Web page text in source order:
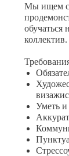
Мы ищем
обучаться
коллектив.
Уметь и